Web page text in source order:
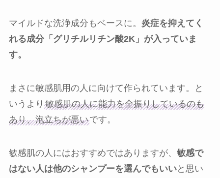
マイルドな洗浄成分もベースに。 炎症を抑えてく
れる成分「グリチルリチン酸2K」が入っていま
す。
まさに敏感肌用の人に向けて作られています。と
いうより 敏感肌の人に能力を全振りしているのも
あり、泡立ちが悪いです。
敏感肌の人にはおすすめではありますが、 敏感で
はない人は他のシャンプーを選んでもいいと思い